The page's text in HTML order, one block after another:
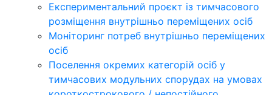
Експериментальний проєкт із тимчасового
розміщення внутрішньо переміщених осіб
Моніторинг потреб внутрішньо переміщених
осіб
Поселення окремих категорій осіб у
тимчасових модульних спорудах на умовах